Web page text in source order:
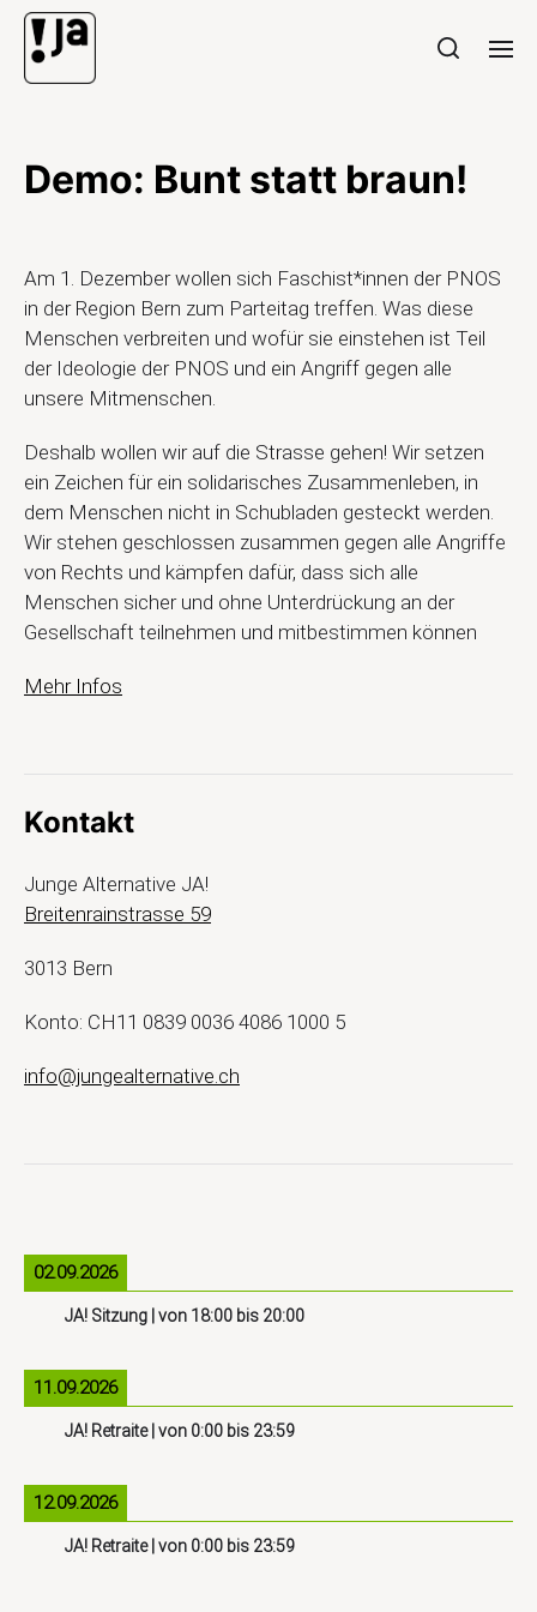
Demo: Bunt statt braun!
Am 1. Dezember wollen sich Faschist*innen der PNOS
in der Region Bern zum Parteitag treffen. Was diese
Menschen verbreiten und wofür sie einstehen ist Teil
der Ideologie der PNOS und ein Angriff gegen alle
unsere Mitmenschen.
Deshalb wollen wir auf die Strasse gehen! Wir setzen
ein Zeichen für ein solidarisches Zusammenleben, in
dem Menschen nicht in Schubladen gesteckt werden.
Wir stehen geschlossen zusammen gegen alle Angriffe
von Rechts und kämpfen dafür, dass sich alle
Menschen sicher und ohne Unterdrückung an der
Gesellschaft teilnehmen und mitbestimmen können
Mehr Infos
Kontakt
Junge Alternative JA!
Breitenrainstrasse 59
3013 Bern
Konto: CH11 0839 0036 4086 1000 5
info@jungealternative.ch
02.09.2026
JA! Sitzung | von 18:00 bis 20:00
11.09.2026
JA! Retraite| von 0:00 bis 23:59
12.09.2026
JA! Retraite| von 0:00 bis 23:59